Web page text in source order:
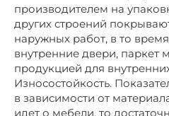
производителем на
других строений
наружных работ, в то
внутренние двери, паркет
продукцией для
Износостойкость.
в зависимости от
идет о мебели, то